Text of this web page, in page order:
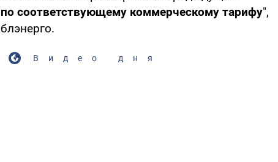
по соответствующему коммерческому тарифу",
Видео дня